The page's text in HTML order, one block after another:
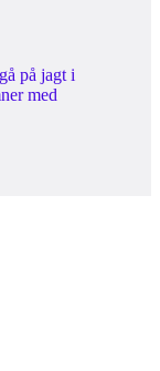
på jagt i
med